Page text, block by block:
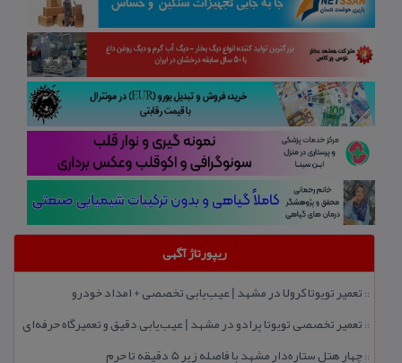
ریپورتاژ آگهی
:: تعمیر تویوتا كرولا در مشهد | عیب‌یابی تخصصی + امداد خودرو
:: تعمیر تخصصی تویوتا پرادو در مشهد | عیب‌یابی دقیق و تعمیرگاه حرفه‌ای
::چهار هتل‌ ستاره‌دار مشهد با فاصله زیر 5 دقیقه تا حرم